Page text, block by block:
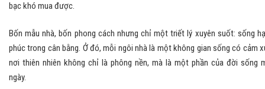
bạc khó mua được.
Bốn mẫu nhà, bốn phong cách nhưng chỉ một triết lý xuyên suốt: sống
phúc trong cân bằng. Ở đó, mỗi ngôi nhà là một không gian sống có cảm
nơi thiên nhiên không chỉ là phông nền, mà là một phần của đời sống
ngày.